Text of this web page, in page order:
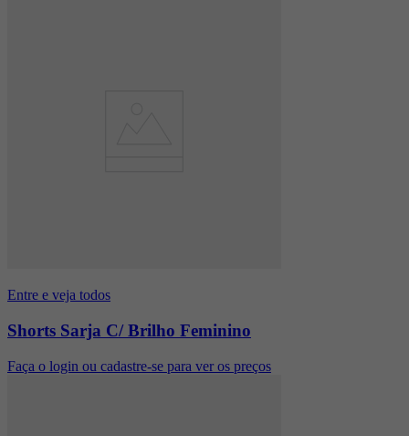
Entre e veja todos
Shorts Sarja C/ Brilho Feminino
Faça o login ou cadastre-se para ver os preços